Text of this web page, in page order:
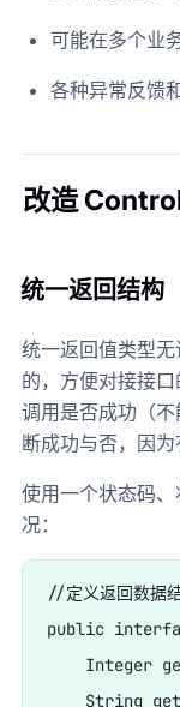
可能在多个业
各种异常反馈
改造
统一返回结构
统一返回值类型
的，方便对接接
调用是否成功（
断成功与否，因为
使用一个状态码
况：
//定义返回数据
public
Integer
String